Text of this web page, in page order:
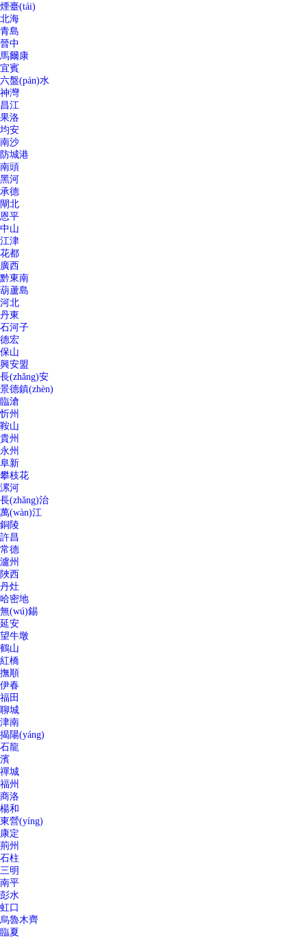
煙臺(tái)
北海
青島
晉中
馬爾康
宜賓
六盤(pán)水
神灣
昌江
果洛
均安
南沙
防城港
南頭
黑河
承德
閘北
恩平
中山
江津
花都
廣西
黔東南
葫蘆島
河北
丹東
石河子
德宏
保山
興安盟
長(zhǎng)安
景德鎮(zhèn)
臨滄
忻州
鞍山
貴州
永州
阜新
攀枝花
漯河
長(zhǎng)治
萬(wàn)江
銅陵
許昌
常德
瀘州
陜西
丹灶
哈密地
無(wú)錫
延安
望牛墩
鶴山
紅橋
撫順
伊春
福田
聊城
津南
揭陽(yáng)
石龍
濱
禪城
福州
商洛
楊和
東營(yíng)
康定
荊州
石柱
三明
南平
彭水
虹口
烏魯木齊
臨夏